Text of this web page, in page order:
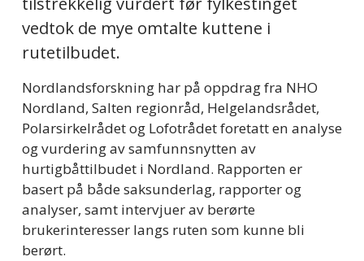
vedtok de mye omtalte kuttene i
rutetilbudet.
Nordlandsforskning har på oppdrag fra NHO
Nordland, Salten regionråd, Helgelandsrådet,
Polarsirkelrådet og Lofotrådet foretatt en analyse
og vurdering av samfunnsnytten av
hurtigbåttilbudet i Nordland. Rapporten er
basert på både saksunderlag, rapporter og
analyser, samt intervjuer av berørte
brukerinteresser langs ruten som kunne bli
berørt.